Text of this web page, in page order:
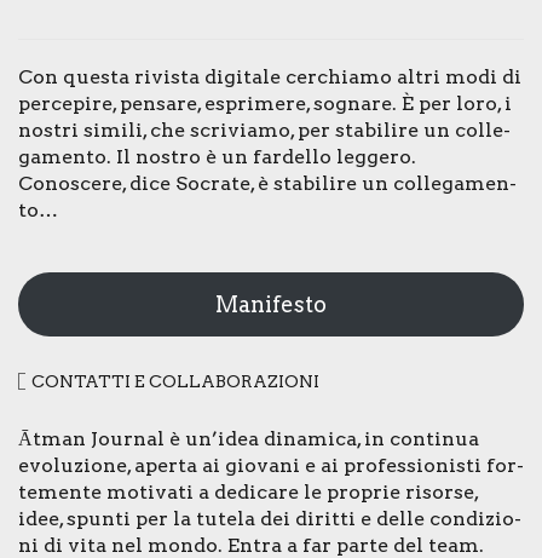
Con que­sta rivi­sta digi­ta­le cer­chia­mo altri modi di
per­ce­pi­re, pen­sa­re, espri­me­re, sogna­re. È per loro, i
nostri simi­li, che scri­via­mo, per sta­bi­li­re un col­le­
ga­men­to. Il nostro è un far­del­lo leg­ge­ro.
Cono­sce­re, dice Socra­te, è sta­bi­li­re un col­le­ga­men­
to…
Manifesto
CON­TAT­TI E COL­LA­BO­RA­ZIO­NI
Ātman Jour­nal è un’idea dina­mi­ca, in con­ti­nua
evo­lu­zio­ne, aper­ta ai gio­va­ni e ai pro­fes­sio­ni­sti for­
te­men­te moti­va­ti a dedi­ca­re le pro­prie risor­se,
idee, spun­ti per la tute­la dei dirit­ti e del­le con­di­zio­
ni di vita nel mon­do. Entra a far par­te del team.